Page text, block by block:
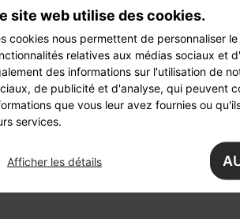
site web utilise des cookies.
cookies nous permettent de personnaliser
relatives aux médias sociaux et
des informations sur l'utilisation de
de publicité et d'analyse, qui peuvent
que vous leur avez fournies ou
services.
Afficher les détails
bois naturel
et E. Leclerc
le DIY créatif de l'été
pour entretenir son jardin